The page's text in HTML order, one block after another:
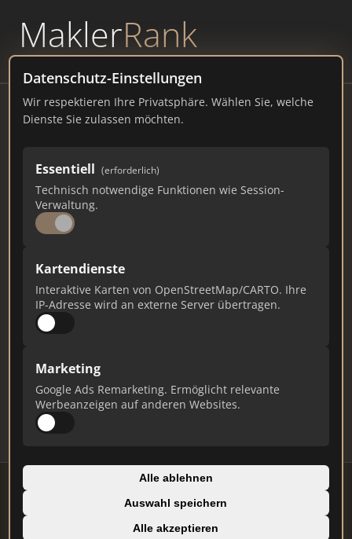
MaklerRank
powered byWAVEPOINT
Datenschutz-Einstellungen
Wir respektieren Ihre Privatsphäre. Wählen Sie, welche
Dienste Sie zulassen möchten.
Essentiell (erforderlich)
Technisch notwendige Funktionen wie Session-
Verwaltung.
Kartendienste
Interaktive Karten von OpenStreetMap/CARTO. Ihre
IP-Adresse wird an externe Server übertragen.
Marketing
Google Ads Remarketing. Ermöglicht relevante
Werbeanzeigen auf anderen Websites.
Alle ablehnen
Auswahl speichern
Alle akzeptieren
die immobilie. - Immobilienmakler
Breiter Weg 227, 39104 Magdeburg
dieimmobilie-magdeburg.de
Gesamtpunkte
Ist das Ihr Unternehmen?
Daten und erhalten Sie monatliche Ranking-
Updates.
Profil beanspruchen